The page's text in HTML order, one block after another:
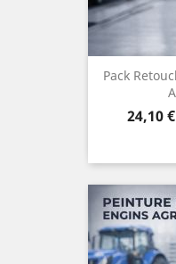
Pack
Prix
24,10 €